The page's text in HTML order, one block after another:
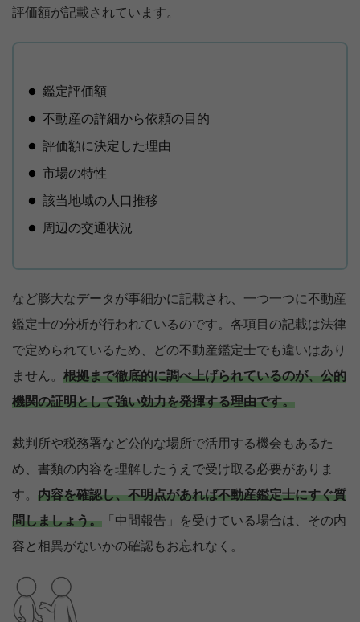
評価額が記載されています。
鑑定評価額
不動産の詳細から依頼の目的
評価額に決定した理由
市場の特性
該当地域の人口推移
周辺の交通状況
など膨大なデータが事細かに記載され、一つ一つに不動産
鑑定士の分析が行われているのです。各項目の記載は法律
で定められているため、どの不動産鑑定士でも違いはあり
ません。 根拠まで徹底的に調べ上げられているのが、公的
機関の証明として強い効力を発揮する理由です。
裁判所や税務署など公的な場所で活用する機会もあるた
め、書類の内容を理解したうえで受け取る必要がありま
す。 内容を確認し、不明点があれば不動産鑑定士にすぐ質
問しましょう。 「中間報告」を受けている場合は、その内
容と相異がないかの確認もお忘れなく。